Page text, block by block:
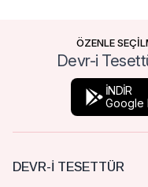
ÖZENLE
Devr-i
İNDİR
Google
DEVR-I TESETTÜR